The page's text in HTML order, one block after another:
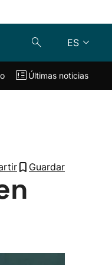
ES
En directo
Últimas noticias
Guardar